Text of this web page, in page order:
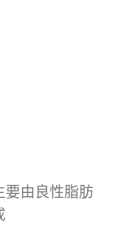
要由良性脂肪